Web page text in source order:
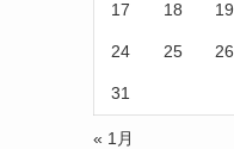
17 18 19
24 25 26
31
« 1月